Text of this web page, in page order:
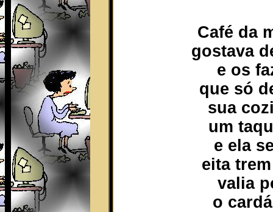
Café da
gostava
e os
que só
sua
um
e ela
eita
valia
o